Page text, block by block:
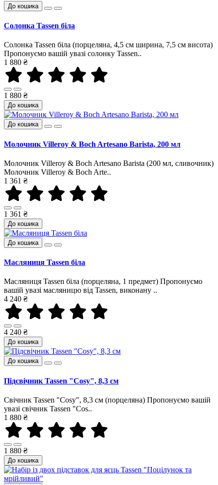
До кошика
Солонка Tassen біла
Солонка Tassen біла (порцеляна, 4,5 см ширина, 7,5 см висота)
Пропонуємо вашій увазі солонку Tassen..
1 880 ₴
1 880 ₴
До кошика
До кошика
Молочник Villeroy & Boch Artesano Barista, 200 мл
Молочник Villeroy & Boch Artesano Barista (200 мл, сливочник)
Молочник Villeroy & Boch Arte..
1 361 ₴
1 361 ₴
До кошика
До кошика
Масляниця Tassen біла
Масляниця Tassen біла (порцеляна, 1 предмет) Пропонуємо
вашій увазі масляницю від Tassen, виконану ..
4 240 ₴
4 240 ₴
До кошика
До кошика
Підсвічник Tassen "Cosy", 8,3 см
Свічник Tassen "Cosy", 8,3 см (порцеляна) Пропонуємо вашій
увазі свічник Tassen "Cos..
1 880 ₴
1 880 ₴
До кошика